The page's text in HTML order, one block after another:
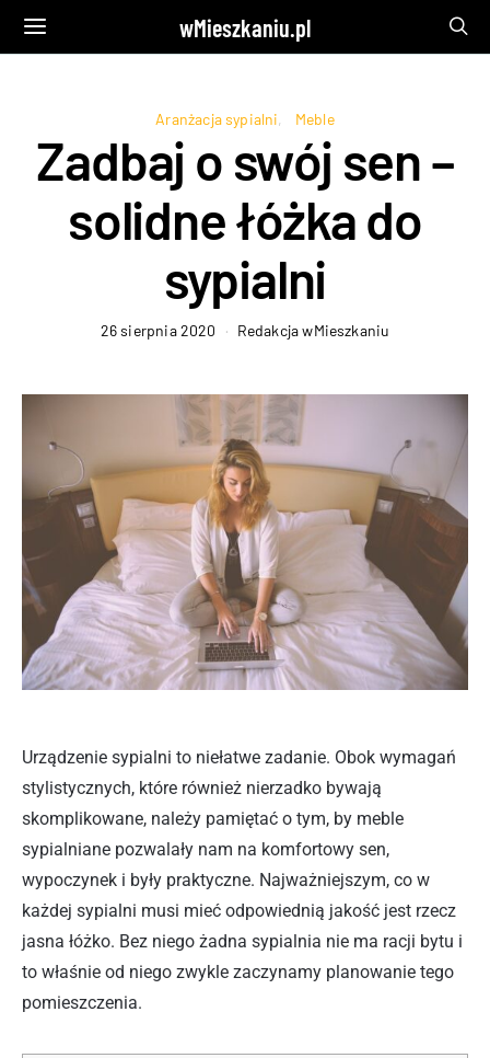
wMieszkaniu.pl
Aranżacja sypialni Meble
Zadbaj o swój sen –
solidne łóżka do
sypialni
26 sierpnia 2020 Redakcja wMieszkaniu
Urządzenie sypialni to niełatwe zadanie. Obok wymagań
stylistycznych, które również nierzadko bywają
skomplikowane, należy pamiętać o tym, by meble
sypialniane pozwalały nam na komfortowy sen,
wypoczynek i były praktyczne. Najważniejszym, co w
każdej sypialni musi mieć odpowiednią jakość jest rzecz
jasna łóżko. Bez niego żadna sypialnia nie ma racji bytu i
to właśnie od niego zwykle zaczynamy planowanie tego
pomieszczenia.